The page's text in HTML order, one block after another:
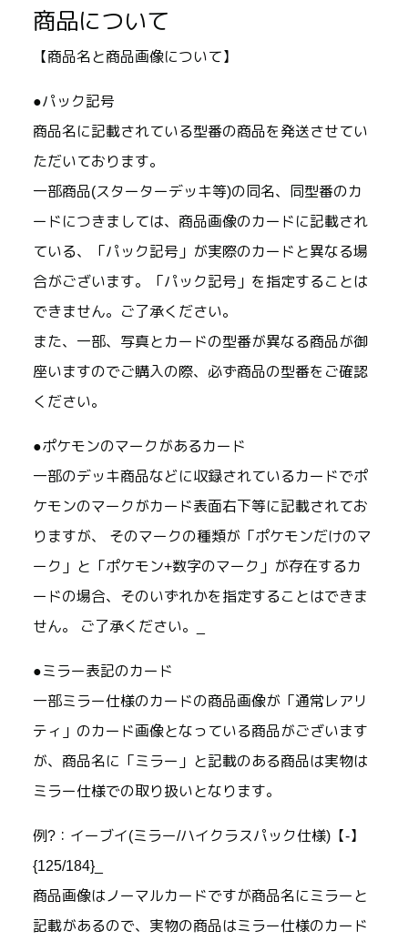
商品について
【商品名と商品画像について】
●パック記号
商品名に記載されている型番の商品を発送させてい
ただいております。
一部商品(スターターデッキ等)の同名、同型番のカ
ードにつきましては、商品画像のカードに記載され
ている、「パック記号」が実際のカードと異なる場
合がございます。「パック記号」を指定することは
できません。ご了承ください。
また、一部、写真とカードの型番が異なる商品が御
座いますのでご購入の際、必ず商品の型番をご確認
ください。
●ポケモンのマークがあるカード
一部のデッキ商品などに収録されているカードでポ
ケモンのマークがカード表面右下等に記載されてお
りますが、 そのマークの種類が「ポケモンだけのマ
ーク」と「ポケモン+数字のマーク」が存在するカ
ードの場合、そのいずれかを指定することはできま
せん。 ご了承ください。_
●ミラー表記のカード
一部ミラー仕様のカードの商品画像が「通常レアリ
ティ」のカード画像となっている商品がございます
が、商品名に「ミラー」と記載のある商品は実物は
ミラー仕様での取り扱いとなります。
例?：イーブイ(ミラー/ハイクラスパック仕様)【-】
{125/184}_
商品画像はノーマルカードですが商品名にミラーと
記載があるので、実物の商品はミラー仕様のカード